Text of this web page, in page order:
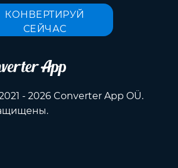
КОНВЕРТИРУЙ
СЕЙЧАС
- 2026 Converter App OÜ.